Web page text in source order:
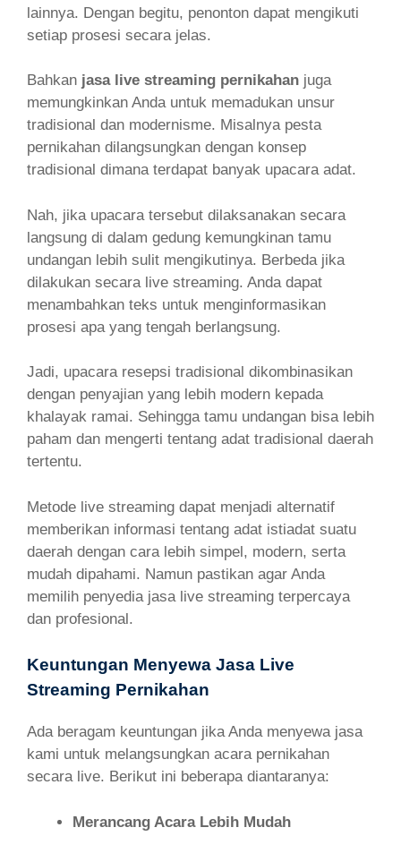
lainnya. Dengan begitu, penonton dapat mengikuti
setiap prosesi secara jelas.
Bahkan jasa live streaming pernikahan juga
memungkinkan Anda untuk memadukan unsur
tradisional dan modernisme. Misalnya pesta
pernikahan dilangsungkan dengan konsep
tradisional dimana terdapat banyak upacara adat.
Nah, jika upacara tersebut dilaksanakan secara
langsung di dalam gedung kemungkinan tamu
undangan lebih sulit mengikutinya. Berbeda jika
dilakukan secara live streaming. Anda dapat
menambahkan teks untuk menginformasikan
prosesi apa yang tengah berlangsung.
Jadi, upacara resepsi tradisional dikombinasikan
dengan penyajian yang lebih modern kepada
khalayak ramai. Sehingga tamu undangan bisa lebih
paham dan mengerti tentang adat tradisional daerah
tertentu.
Metode live streaming dapat menjadi alternatif
memberikan informasi tentang adat istiadat suatu
daerah dengan cara lebih simpel, modern, serta
mudah dipahami. Namun pastikan agar Anda
memilih penyedia jasa live streaming terpercaya
dan profesional.
Keuntungan Menyewa Jasa Live
Streaming Pernikahan
Ada beragam keuntungan jika Anda menyewa jasa
kami untuk melangsungkan acara pernikahan
secara live. Berikut ini beberapa diantaranya:
Merancang Acara Lebih Mudah